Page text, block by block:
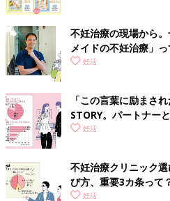
不妊治療の現場から
メイドの不妊治療」
妊活
「この言葉に励まさ
STORY。パートナー
妊活
不妊治療クリニック
び方、重要3カ条って
妊活